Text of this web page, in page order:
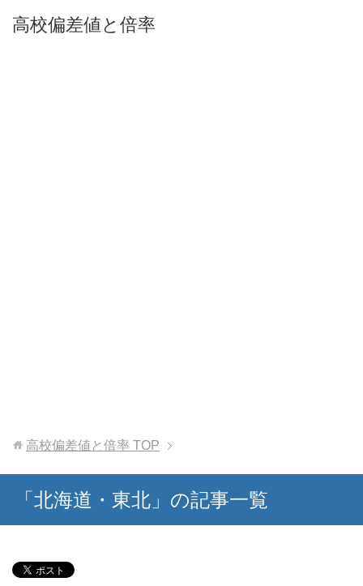
高校偏差値と倍率
高校偏差値と倍率 TOP
「北海道・東北」の記事一覧